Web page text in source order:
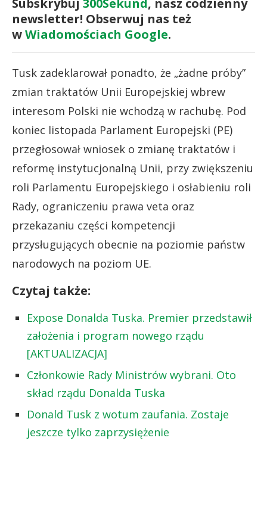
newsletter! Obserwuj nas też
wWiadomościach Google.
Tusk zadeklarował ponadto, że „żadne próby”
zmian traktatów Unii Europejskiej wbrew
interesom Polski nie wchodzą w rachubę. Pod
koniec listopada Parlament Europejski (PE)
przegłosował wniosek o zmianę traktatów i
reformę instytucjonalną Unii, przy zwiększeniu
roli Parlamentu Europejskiego i osłabieniu roli
Rady, ograniczeniu prawa veta oraz
przekazaniu części kompetencji
przysługujących obecnie na poziomie państw
narodowych na poziom UE.
Czytaj także:
Expose Donalda Tuska. Premier przedstawił
założenia i program nowego rządu
[AKTUALIZACJA]
Członkowie Rady Ministrów wybrani. Oto
skład rządu Donalda Tuska
Donald Tusk z wotum zaufania. Zostaje
jeszcze tylko zaprzysiężenie